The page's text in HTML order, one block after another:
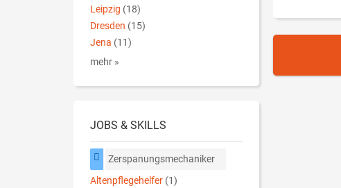
Leipzig (18)
Dresden (15)
Jena (11)
mehr »
JOBS & SKILLS
Zerspanungsmechaniker
Altenpflegehelfer (1)